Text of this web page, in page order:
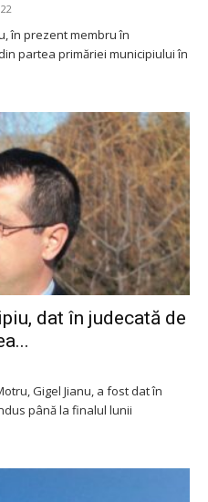
în prezent membru în
partea primăriei municipiului în
dat în judecată de
Gigel Jianu, a fost dat în
până la finalul lunii